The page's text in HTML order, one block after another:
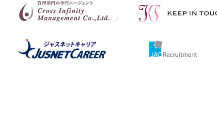
るミスPart2」を掲載しました。
開示の実務」に「第２回 スコープ
の測定方法（カテゴリー２：資本財
売を開始しました。
「合格者の声」を更新しました。
「合格者の声」を更新しました。
2026年3月期を試験対象基準期とする